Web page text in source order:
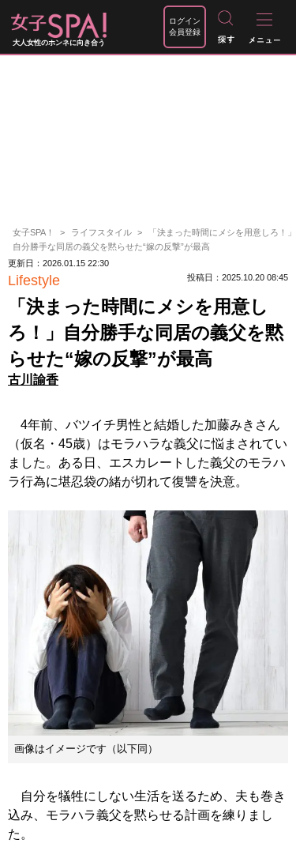
大人女性のホンネに向き合う
ログイン
会員登録
女子SPA！ ライフスタイル
「決まった時間にメシを用意しろ！」
自分勝手な同居の義父を黙らせた“嫁の反撃”が最高
更新日：2026.01.15 22:30
Lifestyle 投稿日：2025.10.20 08:45
「決まった時間にメシを用意し
ろ！」自分勝手な同居の義父を黙
らせた“嫁の反撃”が最高
古川諭香
4年前、バツイチ男性と結婚した加藤みきさん
（仮名・45歳）はモラハラな義父に悩まされてい
ました。ある日、エスカレートした義父のモラハ
ラ行為に堪忍袋の緒が切れて復讐を決意。
画像はイメージです（以下同）
自分を犠牲にしない生活を送るため、夫も巻き
込み、モラハラ義父を黙らせる計画を練りまし
た。